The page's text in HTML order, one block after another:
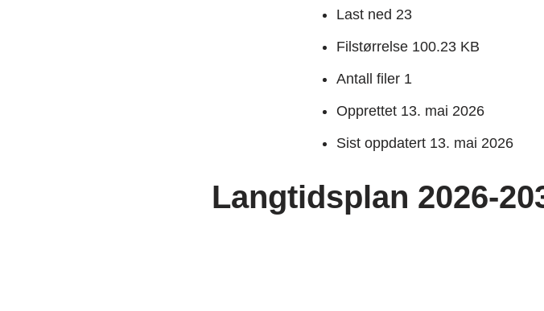
Last ned 23
Filstørrelse 100.23 KB
Antall filer 1
Opprettet 13. mai 2026
Sist oppdatert 13. mai 2026
Langtidsplan 2026-